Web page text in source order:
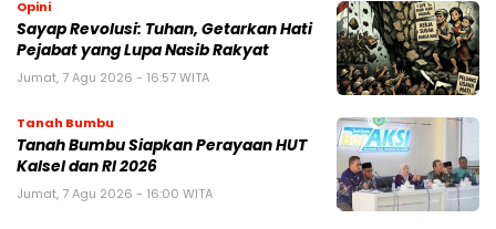
Opini
Sayap Revolusi: Tuhan, Getarkan Hati
Pejabat yang Lupa Nasib Rakyat
Jumat, 7 Agu 2026 - 16:57 WITA
Tanah Bumbu
Tanah Bumbu Siapkan Perayaan HUT
Kalsel dan RI 2026
Jumat, 7 Agu 2026 - 16:00 WITA